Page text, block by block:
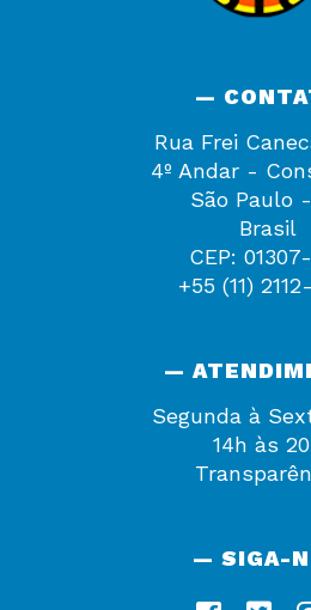
—
Rua Frei
4º Andar -
São Paulo
Brasil
CEP:
+55 (11)
—
Segunda à
14h às
— SIGA-